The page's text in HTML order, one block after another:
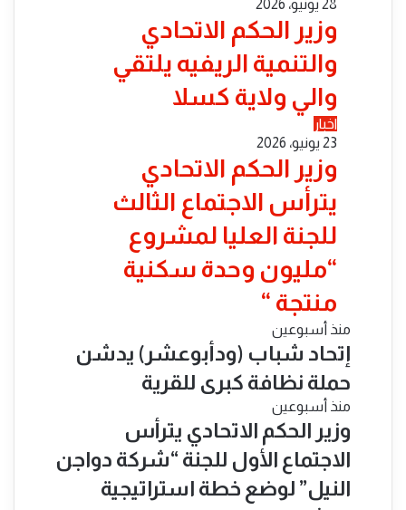
28 يونيو، 2026
​وزير الحكم الاتحادي
والتنمية الريفيه يلتقي
والي ولاية كسلا
اخبار
23 يونيو، 2026
​وزير الحكم الاتحادي
يترأس الاجتماع الثالث
للجنة العليا لمشروع
“مليون وحدة سكنية
منتجة “
منذ أسبوعين
إتحاد شباب (ودأبوعشر) يدشن
حملة نظافة كبرى للقرية
منذ أسبوعين
وزير الحكم الاتحادي يترأس
الاجتماع الأول للجنة “شركة دواجن
النيل” لوضع خطة استراتيجية